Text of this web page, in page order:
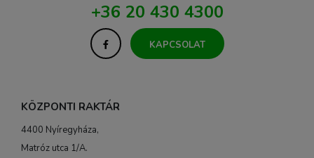
+36 20 430 4300
KAPCSOLAT
KÖZPONTI RAKTÁR
4400 Nyíregyháza,
Matróz utca 1/A.